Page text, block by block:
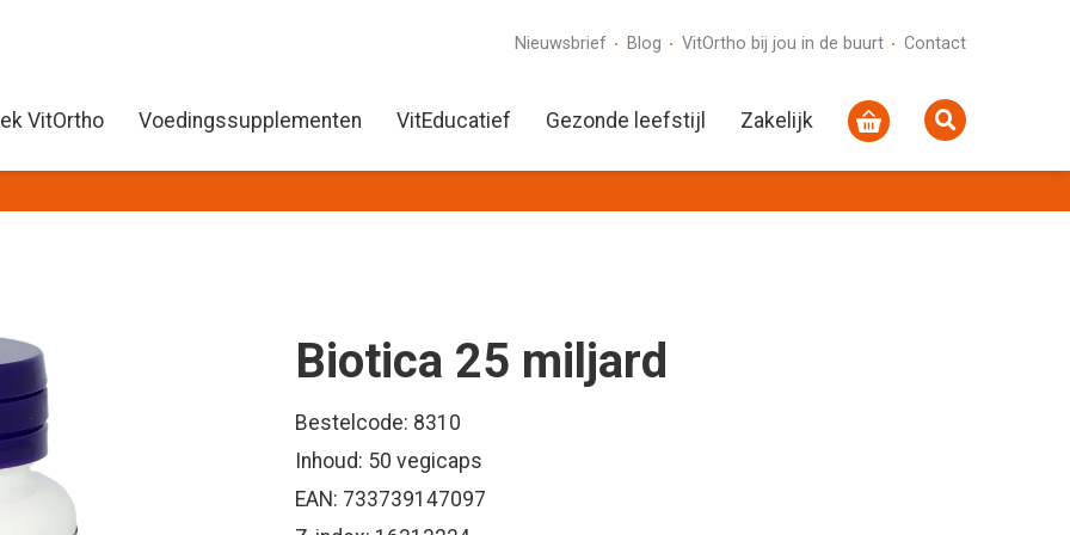
Nieuwsbrief Blog VitOrtho bij jou in de buurt Contact
VitOrtho Voedingssupplementen VitEducatief Gezonde leefstijl Zakelijk
Biotica 25 miljard
Bestelcode: 8310
Inhoud: 50 vegicaps
EAN: 733739147097